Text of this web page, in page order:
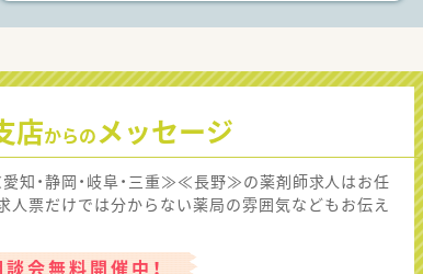
店からのメッセージ
知・静岡・岐阜・三重≫≪長野≫の薬剤師求人はお任
人票だけでは分からない薬局の雰囲気などもお伝え
会無料開催中！